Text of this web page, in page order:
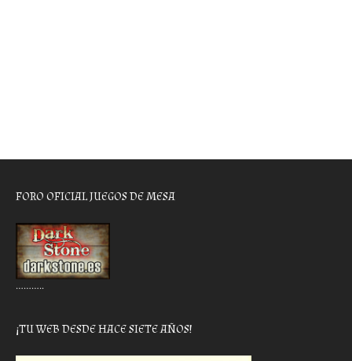
FORO OFICIAL JUEGOS DE MESA
………..
¡TU WEB DESDE HACE SIETE AÑOS!